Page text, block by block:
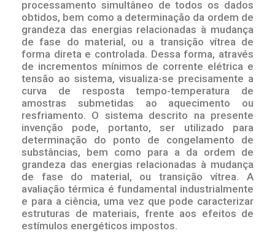
processamento simultâneo de todos os dados
obtidos, bem como a determinação da ordem de
grandeza das energias relacionadas à mudança
de fase do material, ou a transição vítrea de
forma direta e controlada. Dessa forma, através
de incrementos mínimos de corrente elétrica e
tensão ao sistema, visualiza-se precisamente a
curva de resposta tempo-temperatura de
amostras submetidas ao aquecimento ou
resfriamento. O sistema descrito na presente
invenção pode, portanto, ser utilizado para
determinação do ponto de congelamento de
substâncias, bem como para a da ordem de
grandeza das energias relacionadas à mudança
de fase do material, ou transição vítrea. A
avaliação térmica é fundamental industrialmente
e para a ciência, uma vez que pode caracterizar
estruturas de materiais, frente aos efeitos de
estímulos energéticos impostos.